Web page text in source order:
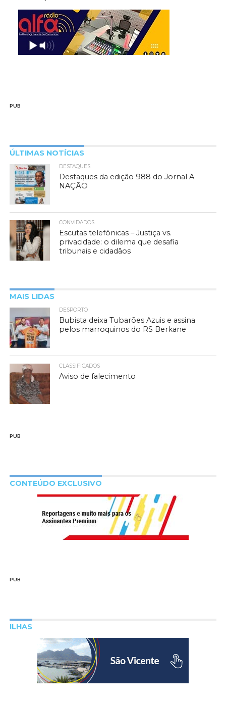
PUB
ÚLTIMAS NOTÍCIAS
DESTAQUES
Destaques da edição 988 do Jornal A
NAÇÃO
CONVIDADOS
Escutas telefónicas – Justiça vs.
privacidade: o dilema que desafia
tribunais e cidadãos
MAIS LIDAS
DESPORTO
Bubista deixa Tubarões Azuis e assina
pelos marroquinos do RS Berkane
CLASSIFICADOS
Aviso de falecimento
PUB
CONTEÚDO EXCLUSIVO
PUB
ILHAS